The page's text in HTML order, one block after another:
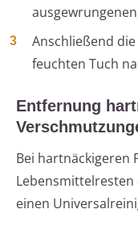
Anschließend
feuchten Tuch
Entfernung
Bei hartnäckigeren
einen